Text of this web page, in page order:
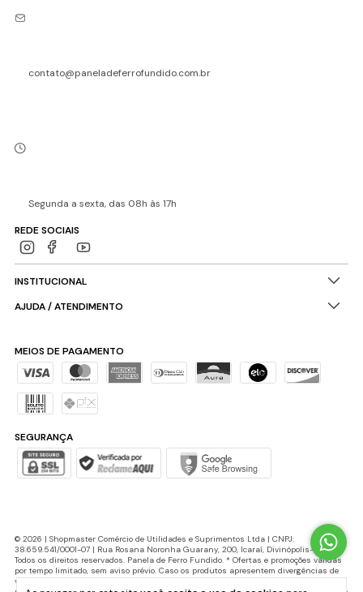
contato@paneladeferrofundido.com.br
Segunda a sexta, das 08h às 17h
REDE SOCIAIS
INSTITUCIONAL
AJUDA / ATENDIMENTO
MEIOS DE PAGAMENTO
SEGURANÇA
© 2026 | Shopmaster Comércio de Utilidades e Suprimentos Ltda | CNPJ:
38.659.541/0001-07 | Rua Rosana Noronha Guarany, 200, Icaraí, Divinópolis-MG |
Todos os direitos reservados. Panela de Ferro Fundido. * Ofertas e promoções válidas
por tempo limitado, sem aviso prévio. Caso os produtos apresentem divergências de
valores, o preço válido é o do carrinho de compras. Cupons de desconto possuem